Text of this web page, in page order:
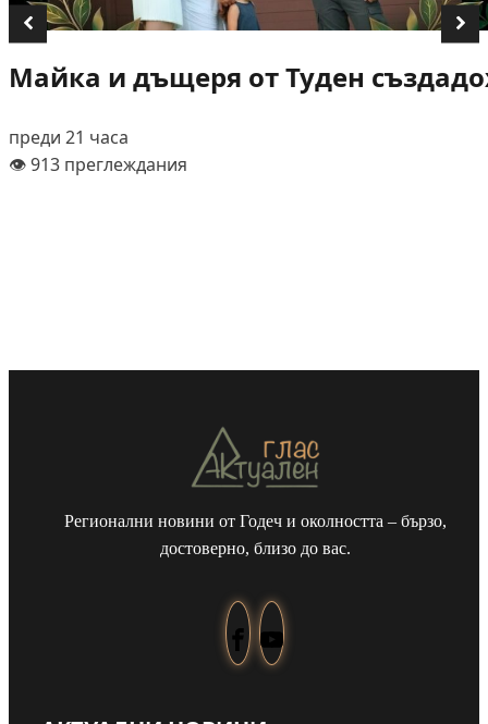
Майка и дъщеря от Туден
преди 21 часа
👁️ 913 преглеждания
Регионални новини от Годеч и околността – бързо,
достоверно, близо до вас.